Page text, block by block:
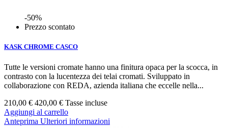
-50%
Prezzo scontato
KASK CHROME CASCO
Tutte le versioni cromate hanno una finitura opaca per la scocca, in
contrasto con la lucentezza dei telai cromati. Sviluppato in
collaborazione con REDA, azienda italiana che eccelle nella...
210,00 € 420,00 € Tasse incluse
Aggiungi al carrello
Anteprima Ulteriori informazioni